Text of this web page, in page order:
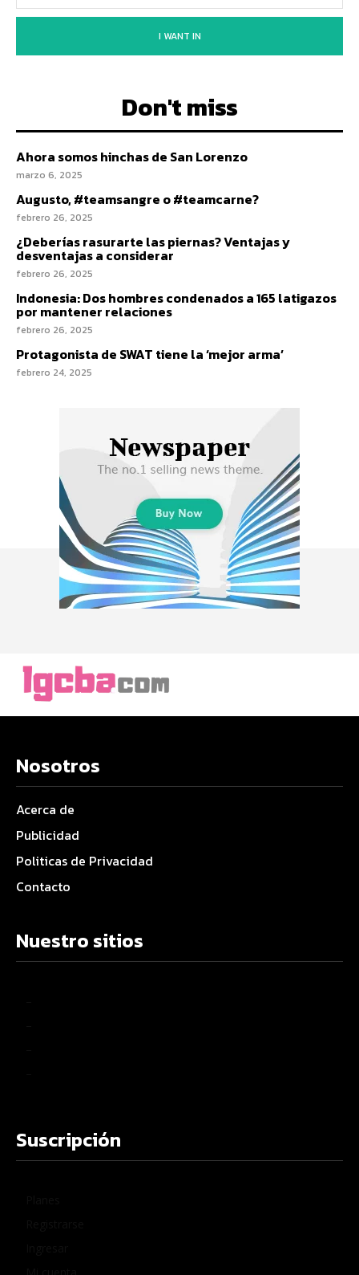
I WANT IN
Don't miss
Ahora somos hinchas de San Lorenzo
marzo 6, 2025
Augusto, #teamsangre o #teamcarne?
febrero 26, 2025
¿Deberías rasurarte las piernas? Ventajas y
desventajas a considerar
febrero 26, 2025
Indonesia: Dos hombres condenados a 165 latigazos
por mantener relaciones
febrero 26, 2025
Protagonista de SWAT tiene la ‘mejor arma’
febrero 24, 2025
Nosotros
Acerca de
Publicidad
Politicas de Privacidad
Contacto
Nuestro sitios
Suscripción